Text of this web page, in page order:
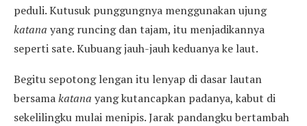
peduli. Kutusuk punggungnya menggunakan ujung
katana yang runcing dan tajam, itu menjadikannya
seperti sate. Kubuang jauh-jauh keduanya ke laut.
Begitu sepotong lengan itu lenyap di dasar lautan
bersamakatana yang kutancapkan padanya, kabut di
sekelilingku mulai menipis. Jarak pandangku bertambah